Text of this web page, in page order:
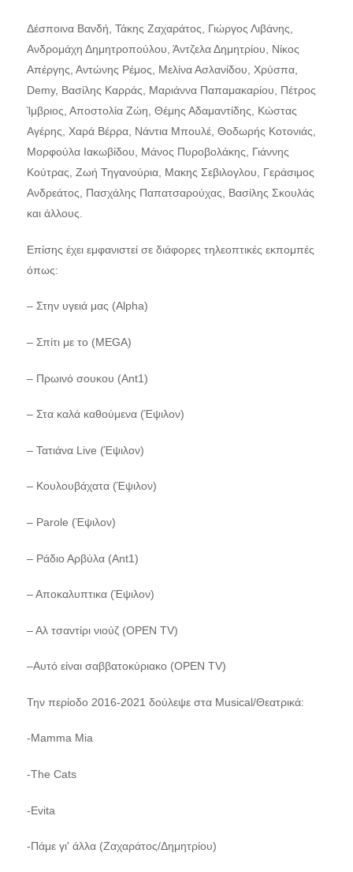
Δέσποινα Βανδή, Τάκης Ζαχαράτος, Γιώργος Λιβάνης,
Ανδρομάχη Δημητροπούλου, Άντζελα Δημητρίου, Νίκος
Απέργης, Αντώνης Ρέμος, Μελίνα Ασλανίδου, Χρύσπα,
Demy, Βασίλης Καρράς, Μαριάννα Παπαμακαρίου, Πέτρος
Ίμβριος, Αποστολία Ζώη, Θέμης Αδαμαντίδης, Κώστας
Αγέρης, Χαρά Βέρρα, Νάντια Μπουλέ, Θοδωρής Κοτονιάς,
Μορφούλα Ιακωβίδου, Μάνος Πυροβολάκης, Γιάννης
Κούτρας, Ζωή Τηγανούρια, Μακης Σεβιλογλου, Γεράσιμος
Ανδρεάτος, Πασχάλης Παπατσαρούχας, Βασίλης Σκουλάς
και άλλους.
Επίσης έχει εμφανιστεί σε διάφορες τηλεοπτικές εκπομπές
όπως:
– Στην υγειά μας (Alpha)
– Σπίτι με το (MEGA)
– Πρωινό σουκου (Ant1)
– Στα καλά καθούμενα (Έψιλον)
– Τατιάνα Live (Έψιλον)
– Κουλουβάχατα (Έψιλον)
– Parole (Έψιλον)
– Ράδιο Αρβύλα (Ant1)
– Αποκαλυπτικα (Έψιλον)
– Αλ τσαντίρι νιούζ (OPEN TV)
–Αυτό είναι σαββατοκύριακο (OPEN TV)
Την περίοδο 2016-2021 δούλεψε στα Musical/Θεατρικά:
-Mamma Mia
-The Cats
-Evita
-Πάμε γι' άλλα (Ζαχαράτος/Δημητρίου)